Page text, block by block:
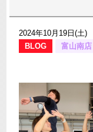
2024年10月19日(土)
BLOG
富山南店